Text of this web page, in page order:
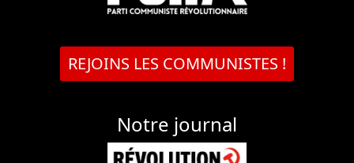
REJOINS LES COMMUNISTES !
Notre journal